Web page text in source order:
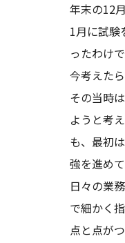
年末の12
1月に試験
ったわけで
今考えた
その当時
ようと考
も、最初
強を進め
日々の業
で細かく
点と点が